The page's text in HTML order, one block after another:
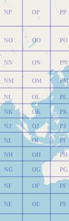
NE
NF
NG
NH
NI
NJ
NK
NL
NM
NN
NO
NP
OE
OF
OG
OH
OI
OJ
OK
OL
OM
ON
OO
OP
PE
PF
PG
PH
PI
PJ
PK
PL
PM
PN
PO
PP